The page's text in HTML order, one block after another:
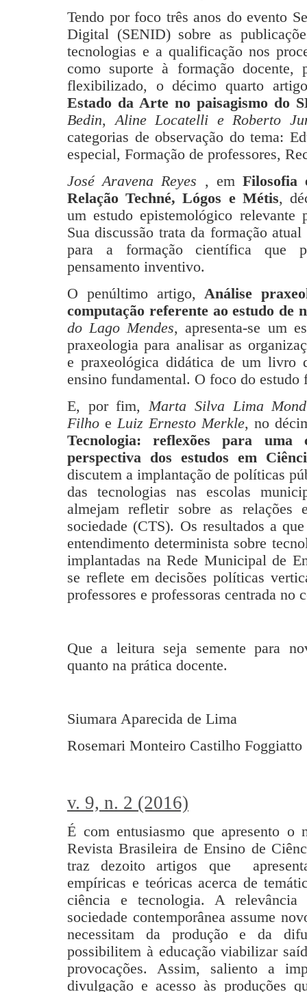
Tendo por foco três anos do evento
Digital (SENID) sobre as
tecnologias e a qualificação nos
como suporte à formação docente,
flexibilizado, o décimo quarto
Estado da Arte no paisagismo do
Bedin,Aline Locatelli e Roberto
categorias de observação do tema:
especial, Formação de professores,
José Aravena Reyes , emFilosofia
Relação Techné, Lógos e Métis,
um estudo epistemológico relevante
Sua discussão trata da formação
para a formação científica que
pensamento inventivo.
O penúltimo artigo, Análise
computação referente ao estudo de
do Lago Mendes, apresenta-se um
praxeologia para analisar as
e praxeológica didática de um livro
ensino fundamental. O foco do estudo
E, por fim,Marta Silva Lima
Filho eLuiz Ernesto Merkle, no
Tecnologia: reflexões para uma
perspectiva dos estudos em
discutem a implantação de políticas
das tecnologias nas escolas
almejam refletir sobre as relações
sociedade (CTS). Os resultados a
entendimento determinista sobre
implantadas na Rede Municipal de
se reflete em decisões políticas
professores e professoras centrada no
Que a leitura seja semente para
quanto na prática docente.
Siumara Aparecida de Lima
Rosemari Monteiro Castilho Foggiatto
v. 9, n. 2 (2016)
É com entusiasmo que apresento
Revista Brasileira de Ensino de
traz dezoito artigos que
empíricas e teóricas acerca de
ciência e tecnologia. A
sociedade contemporânea assume
necessitam da produção e da
possibilitem à educação viabilizar
provocações. Assim, saliento a
divulgação e acesso às produções